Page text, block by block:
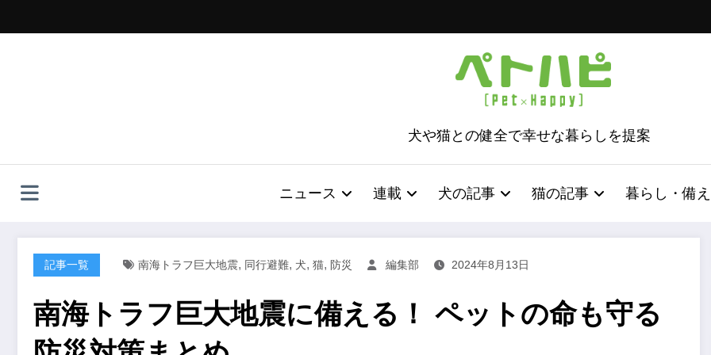
ッ
犬や猫との健全で幸せな暮らしを提案
ニュース 連載 犬の記事 猫の記事 暮らし・備え
記事一覧 南海トラフ巨大地震, 同行避難, 犬, 猫, 防災 編集部 2024年8月13日
南海トラフ巨大地震に備える！ ペットの命も守る